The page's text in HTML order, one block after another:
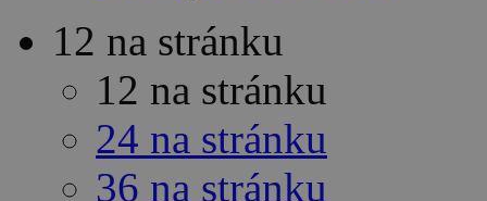
12 na stránku
12 na stránku
24 na stránku
36 na stránku